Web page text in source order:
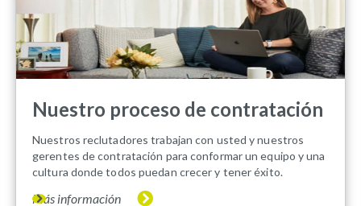
Nuestro proceso de contratación
Nuestros reclutadores trabajan con usted y nuestros
gerentes de contratación para conformar un equipo y una
cultura donde todos puedan crecer y tener éxito.
Más información